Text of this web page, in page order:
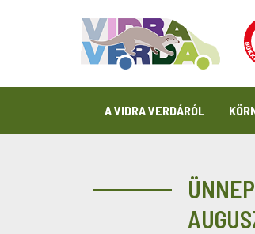
A VIDRA VERDÁRÓL